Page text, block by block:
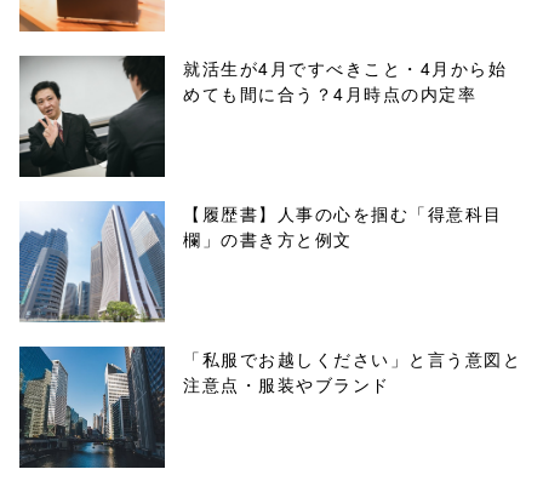
line10
/1130525"
onclick="windo
w.open(this.hre
f, 'Gwindow',
'width=550,
height=450,
menubar=no,
toolbar=no,
scrollbars=yes'
就活生が4月ですべきこと・4月から始
めても間に合う？4月時点の内定率
【履歴書】人事の心を掴む「得意科目
欄」の書き方と例文
「私服でお越しください」と言う意図と
注意点・服装やブランド